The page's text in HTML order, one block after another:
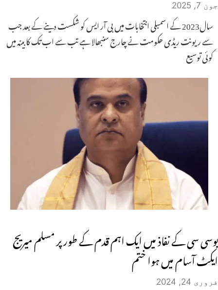
جون 7, 2025
سال2023 کے اسمبلی انتخابات میں بی آر ایس کو شکست دینے کے بعد جب
سے ریونت ریڈی حکومت نے چارج سنبھالا ہے تب سے اب تک کابینہ میں
کوئی توسیع
یوسی سی کے نفاذ میں ایک اہم قدم کے طور پر مسلم میریج
ایکٹ آسام میں ہوا ختم
فروری 24, 2024